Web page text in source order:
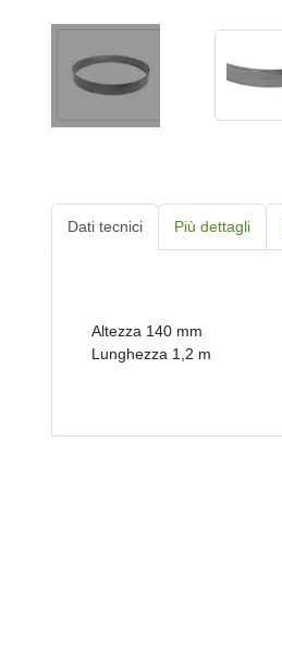
Dati tecnici Più dettagli
Altezza 140 mm
Lunghezza 1,2 m